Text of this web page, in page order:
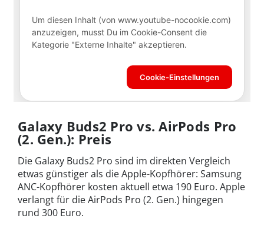
Galaxy Buds2 Pro vs. AirPods Pro
(2. Gen.): Preis
Die Galaxy Buds2 Pro sind im direkten Vergleich
etwas günstiger als die Apple-Kopfhörer: Samsung
ANC-Kopfhörer kosten aktuell etwa 190 Euro. Apple
verlangt für die AirPods Pro (2. Gen.) hingegen
rund 300 Euro.